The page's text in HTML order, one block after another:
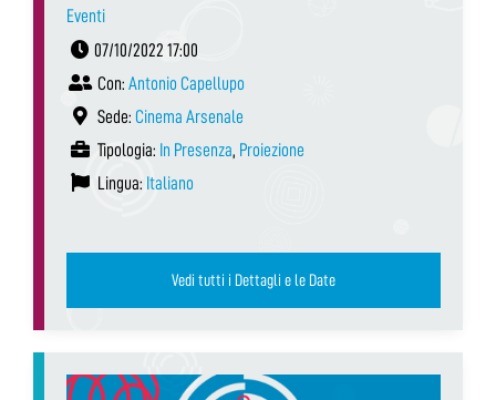
Eventi
07/10/2022 17:00
Con: Antonio Capellupo
Sede: Cinema Arsenale
Tipologia: In Presenza, Proiezione
Lingua: Italiano
Vedi tutti i Dettagli e le Date